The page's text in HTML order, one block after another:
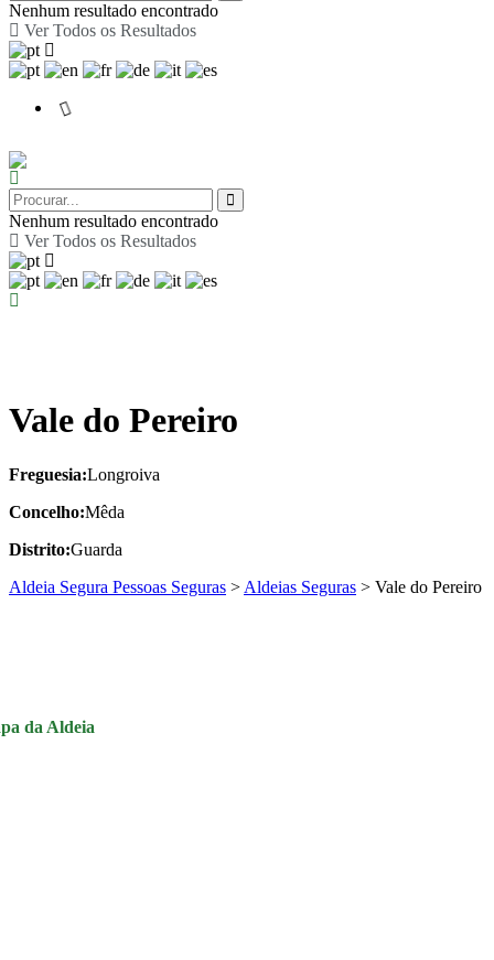
Nenhum resultado encontrado
Ver Todos os Resultados
Nenhum resultado encontrado
Ver Todos os Resultados
Vale do Pereiro
Freguesia:Longroiva
Concelho:Mêda
Distrito:Guarda
Aldeia Segura Pessoas Seguras > Aldeias Seguras > Vale do Pereiro
da Aldeia